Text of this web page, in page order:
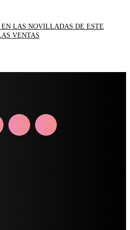
EN LAS NOVILLADAS DE ESTE
VENTAS